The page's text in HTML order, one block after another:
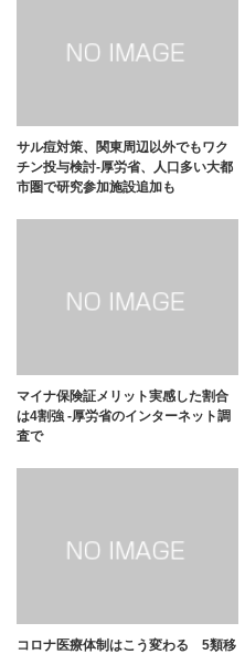
サル痘対策、関東周辺以外でもワク
チン投与検討-厚労省、人口多い大都
市圏で研究参加施設追加も
マイナ保険証メリット実感した割合
は4割強 -厚労省のインターネット調
査で
コロナ医療体制はこう変わる 5類移